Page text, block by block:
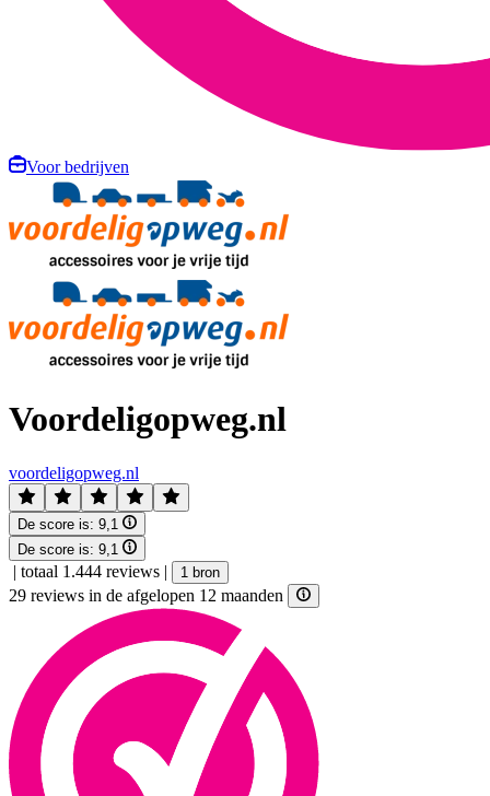
Voor bedrijven
Voordeligopweg.nl
voordeligopweg.nl
De score is: 9,1
De score is: 9,1
| totaal 1.444 reviews | 1 bron
29 reviews in de afgelopen 12 maanden